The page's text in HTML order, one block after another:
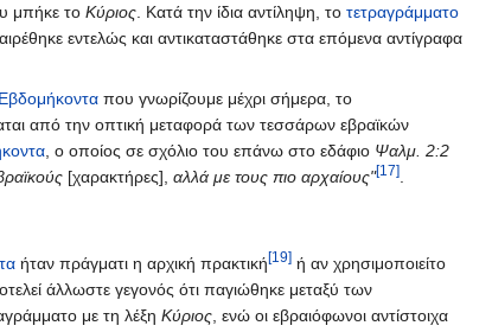
μπήκε το Κύριος . Κατά την ίδια αντίληψη, το τετραγράμματο
εντελώς και αντικαταστάθηκε στα επόμενα αντίγραφα
που γνωρίζουμε μέχρι σήμερα, το
από την οπτική μεταφορά των τεσσάρων εβραϊκών
, ο οποίος σε σχόλιο του επάνω στο εδάφιο Ψαλμ. 2:2
[χαρακτήρες], αλλά με τους πιο αρχαίους"[17]
ήταν πράγματι η αρχική πρακτική[19] ή αν χρησιμοποιείτο
άλλωστε γεγονός ότι παγιώθηκε μεταξύ των
με τη λέξη Κύριος , ενώ οι εβραιόφωνοι αντίστοιχα